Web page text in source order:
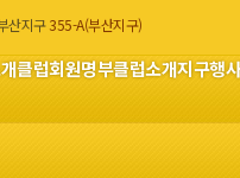
산지구355-A(부산지구)
클럽회원명부클럽소개지구행사